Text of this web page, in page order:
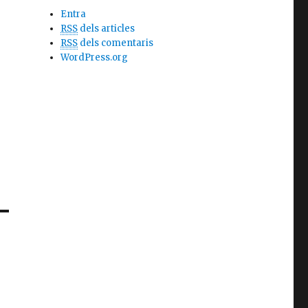
Entra
RSS dels articles
RSS dels comentaris
WordPress.org